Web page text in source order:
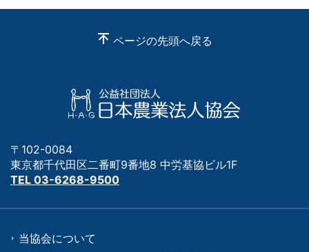
ページの先頭へ戻る
〒102-0084
東京都千代田区二番町9番地8 中労基協ビル1F
TEL 03-6268-9500
当協会について